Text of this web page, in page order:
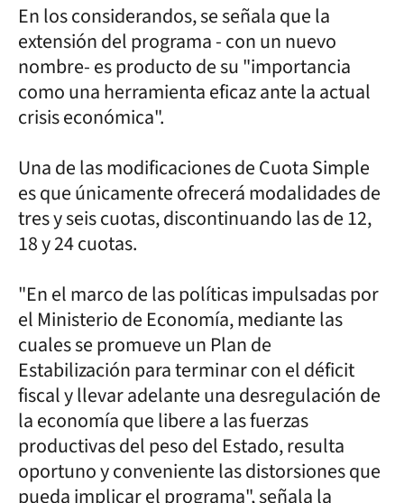
En los considerandos, se señala que la
extensión del programa - con un nuevo
nombre- es producto de su "importancia
como una herramienta eficaz ante la actual
crisis económica".
Una de las modificaciones de Cuota Simple
es que únicamente ofrecerá modalidades de
tres y seis cuotas, discontinuando las de 12,
18 y 24 cuotas.
"En el marco de las políticas impulsadas por
el Ministerio de Economía, mediante las
cuales se promueve un Plan de
Estabilización para terminar con el déficit
fiscal y llevar adelante una desregulación de
la economía que libere a las fuerzas
productivas del peso del Estado, resulta
oportuno y conveniente las distorsiones que
pueda implicar el programa", señala la